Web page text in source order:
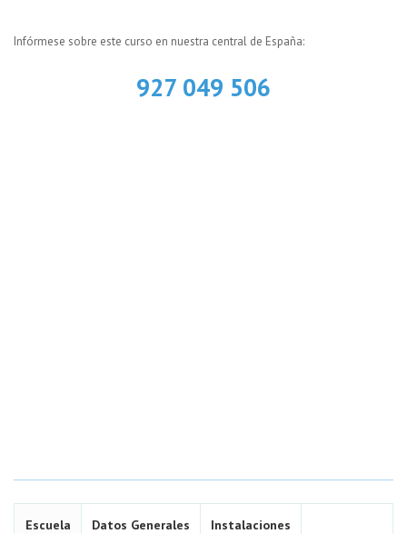
Infórmese sobre este curso en nuestra central de España:
927 049 506
Escuela Datos Generales Instalaciones